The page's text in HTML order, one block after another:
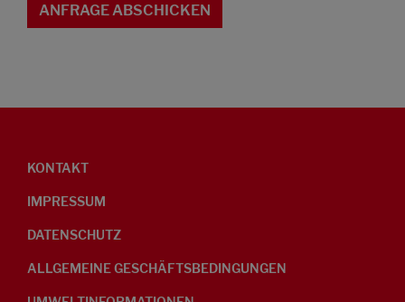
KONTAKT
IMPRESSUM
DATENSCHUTZ
ALLGEMEINE GESCHÄFTSBEDINGUNGEN